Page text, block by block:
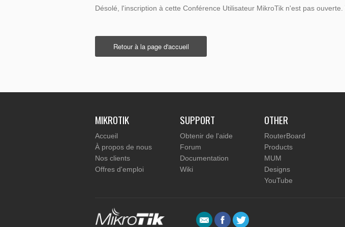
Désolé, l'inscription à cette Conférence Utilisateur MikroTik n'est pas ouverte.
Retour à la page d'accueil
MIKROTIK
Accueil
À propos de nous
Nos clients
Offres d'emploi
SUPPORT
Obtenir de l'aide
Forum
Documentation
Wiki
OTHER
RouterBoard
Products
MUM
Designs
YouTube